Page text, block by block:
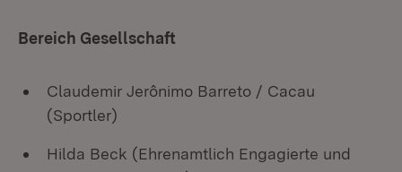
Bereich Gesellschaft
Claudemir Jerônimo Barreto / Cacau
(Sportler)
Hilda Beck (Ehrenamtlich Engagierte und